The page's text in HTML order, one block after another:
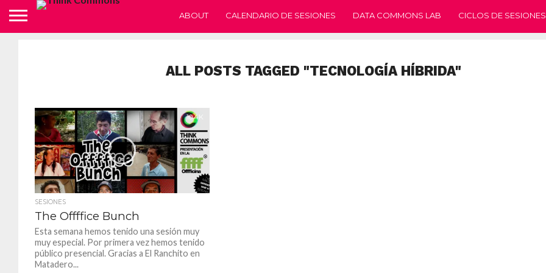
ABOUT CALENDARIO DE SESIONES DATA COMMONS LAB CICLOS DE SESIONES
ALL POSTS TAGGED "TECNOLOGÍA HÍBRIDA"
10.4K
SESIONES
The Offffice Bunch
Esta semana hemos tenido una sesión muy
muy especial. Por primera vez hemos tenido
público presencial. Gracias a El Ranchito en
Matadero...